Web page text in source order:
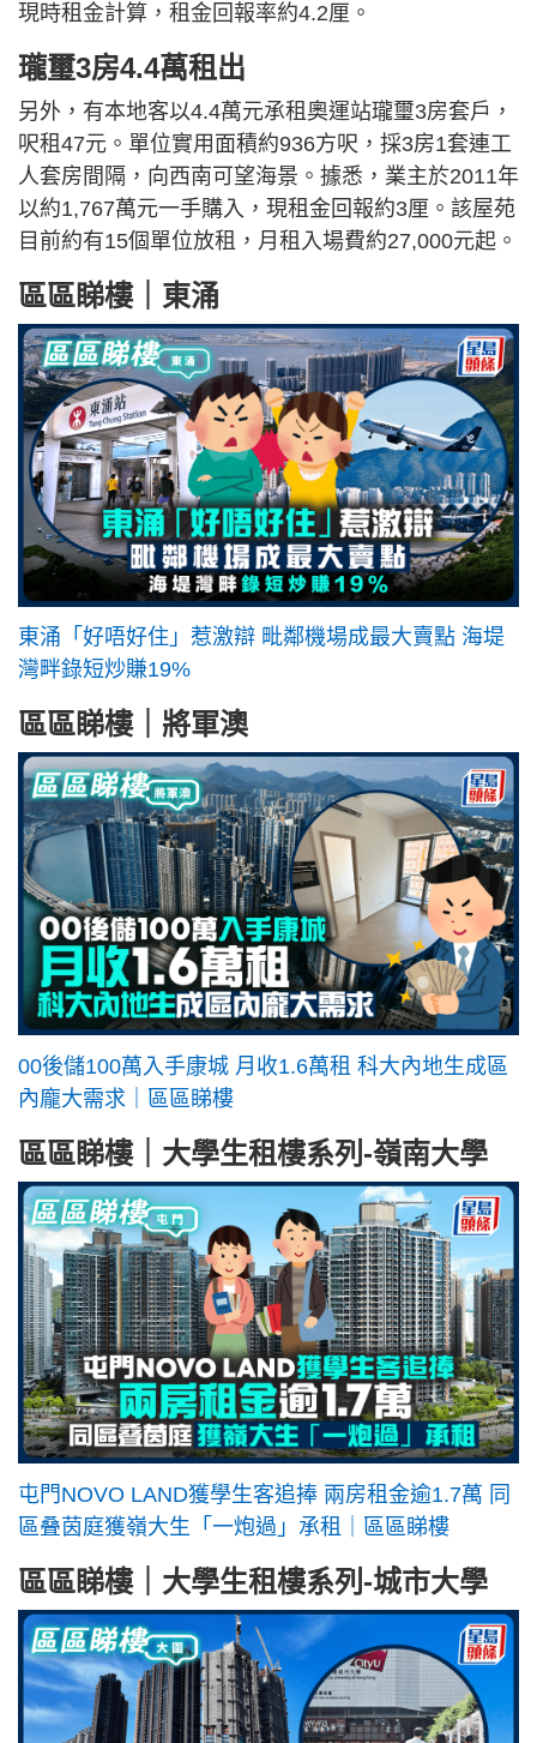
現時租金計算，租金回報率約4.2厘。
瓏璽3房4.4萬租出
另外，有本地客以4.4萬元承租奧運站瓏璽3房套戶，
呎租47元。單位實用面積約936方呎，採3房1套連工
人套房間隔，向西南可望海景。據悉，業主於2011年
以約1,767萬元一手購入，現租金回報約3厘。該屋苑
目前約有15個單位放租，月租入場費約27,000元起。
區區睇樓｜東涌
東涌「好唔好住」惹激辯 毗鄰機場成最大賣點 海堤
灣畔錄短炒賺19%
區區睇樓｜將軍澳
00後儲100萬入手康城 月收1.6萬租 科大內地生成區
內龐大需求｜區區睇樓
區區睇樓｜大學生租樓系列-嶺南大學
屯門NOVO LAND獲學生客追捧 兩房租金逾1.7萬 同
區叠茵庭獲嶺大生「一炮過」承租｜區區睇樓
區區睇樓｜大學生租樓系列-城市大學